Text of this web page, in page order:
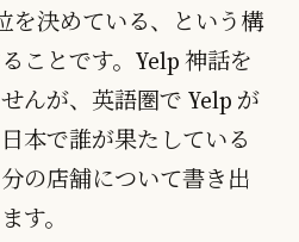
決めている、という構
ことです。Yelp 神話を
んが、英語圏で Yelp が
本で誰が果たしている
の店舗について書き出
す。